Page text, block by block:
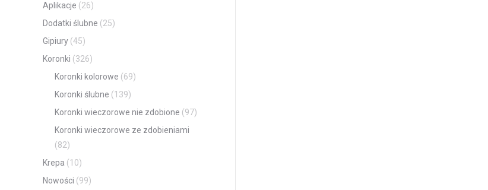
Aplikacje (26)
Dodatki ślubne (25)
Gipiury (45)
Koronki (326)
Koronki kolorowe (69)
Koronki ślubne (139)
Koronki wieczorowe nie zdobione (97)
Koronki wieczorowe ze zdobieniami
(82)
Krepa (10)
Nowości (99)